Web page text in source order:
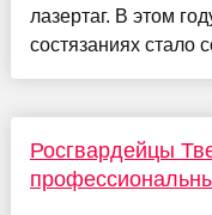
лазертаг. В этом
состязаниях стало
Росгвардейцы